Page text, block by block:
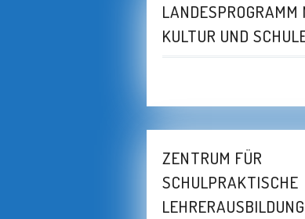
LANDESPROGRAMM
KULTUR UND
ZENTRUM FÜR
SCHULPRAKTISCHE
LEHRERAUSBILDUNG